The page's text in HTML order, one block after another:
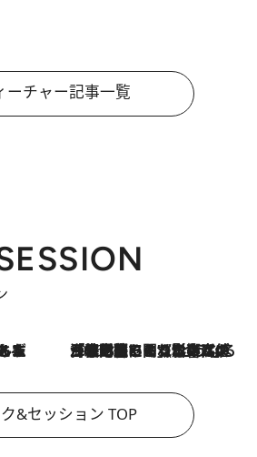
ーチャー記事一覧
2026.8.3
「住宅建てられない…」「サーチャージ料の高値が続いている」ホルムズ海峡封鎖による影響はいつまで続く？《エネルギー専門家に聞く“どうなる日本の暮らし”》
ク&セッション TOP